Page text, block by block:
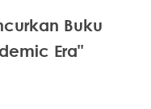
Buku
Era"